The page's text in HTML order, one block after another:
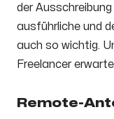
der
ausführliche und
auch so wichtig.
Freelancer
Remote-